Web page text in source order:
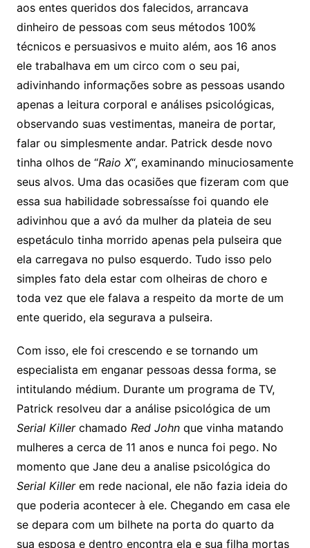
aos entes queridos dos falecidos, arrancava
dinheiro de pessoas com seus métodos 100%
técnicos e persuasivos e muito além, aos 16 anos
ele trabalhava em um circo com o seu pai,
adivinhando informações sobre as pessoas usando
apenas a leitura corporal e análises psicológicas,
observando suas vestimentas, maneira de portar,
falar ou simplesmente andar. Patrick desde novo
tinha olhos de “Raio X“, examinando minuciosamente
seus alvos. Uma das ocasiões que fizeram com que
essa sua habilidade sobressaísse foi quando ele
adivinhou que a avó da mulher da plateia de seu
espetáculo tinha morrido apenas pela pulseira que
ela carregava no pulso esquerdo. Tudo isso pelo
simples fato dela estar com olheiras de choro e
toda vez que ele falava a respeito da morte de um
ente querido, ela segurava a pulseira.
Com isso, ele foi crescendo e se tornando um
especialista em enganar pessoas dessa forma, se
intitulando médium. Durante um programa de TV,
Patrick resolveu dar a análise psicológica de um
Serial Killerchamado Red Johnque vinha matando
mulheres a cerca de 11 anos e nunca foi pego. No
momento que Jane deu a analise psicológica do
Serial Killerem rede nacional, ele não fazia ideia do
que poderia acontecer à ele. Chegando em casa ele
se depara com um bilhete na porta do quarto da
sua esposa e dentro encontra ela e sua filha mortas